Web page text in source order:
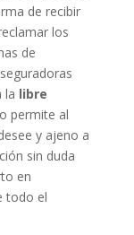
de recibir
los
de
la libre
permite al
y ajeno a
sin duda
en
todo el